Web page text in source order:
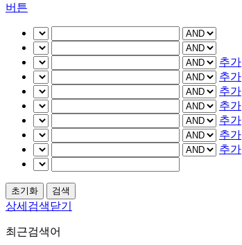
버튼
추가
추가
추가
추가
추가
추가
추가
상세검색닫기
최근검색어